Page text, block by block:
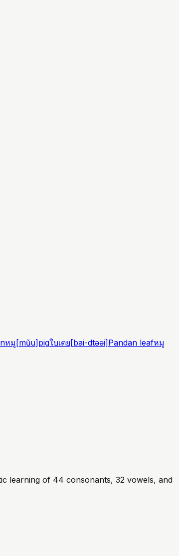
หมู [mǔu] pigใบเตย [bai-dtəəi] Pandan leafหมู
learning of 44 consonants, 32 vowels, and